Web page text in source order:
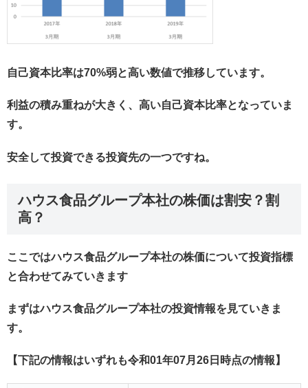
自己資本比率は70%弱と高い数値で推移しています。
利益の積み重ねが大きく、高い自己資本比率となっていま
す。
安全して投資できる投資先の一つですね。
ハウス食品グループ本社の株価は割安？割
高？
ここではハウス食品グループ本社の株価について投資指標
と合わせてみていきます
まずはハウス食品グループ本社の投資情報を見ていきま
す。
【下記の情報はいずれも令和01年07月26日時点の情報】